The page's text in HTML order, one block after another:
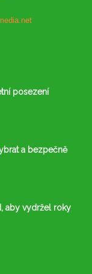
posezení
a bezpečně
aby vydržel roky